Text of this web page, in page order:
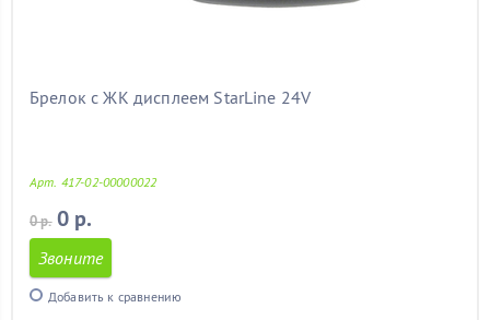
Брелок с ЖК дисплеем StarLine 24V
Арт. 417-02-00000022
0 р. 0 р.
Звоните
Добавить к сравнению